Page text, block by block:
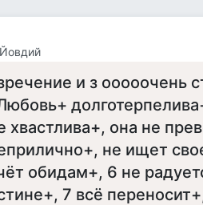
и з ооооочень
хвастлива+, она не
не ищет
обидам+, 6 не
7 всё